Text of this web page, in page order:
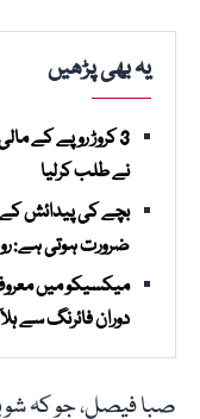
یہ بھی پڑھیں
3 کروڑ روپے کے
نے طلب کرلیا
بچے کی پیدائش کے
ضرورت ہوتی ہے:
میکسیکو میں
دوران فائرنگ سے
صبا فیصل، جو کہ